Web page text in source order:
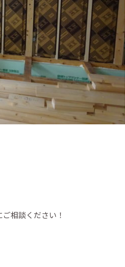
相談ください！